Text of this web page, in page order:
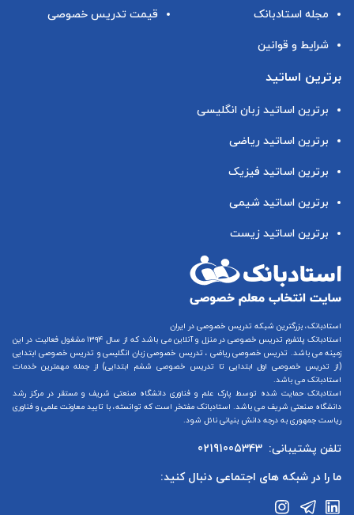
مجله استادبانک
شرایط و قوانین
قیمت تدریس خصوصی
برترین اساتید
برترین اساتید زبان انگلیسی
برترین اساتید ریاضی
برترین اساتید فیزیک
برترین اساتید شیمی
برترین اساتید زیست
استادبانک، بزرگترین شبکه تدریس خصوصی در ایران
استادبانک پلتفرم تدریس خصوصی در منزل و آنلاین
می باشد که از سال ۱۳۹۴ مشغول فعالیت در این
زمینه می باشد. تدریس خصوصی ریاضی ، تدریس خصوصی زبان انگلیسیو تدریس خصوصی ابتدایی
(از تدریس خصوصی اول ابتدایی تا تدریس خصوصی ششم ابتدایی) از جمله مهمترین خدمات
استادبانک می باشد.
استادبانک حمایت شده توسط پارک علم و فناوری دانشگاه صنعتی شریف و مستقر در مرکز رشد
دانشگاه صنعتی شریف می باشد. استادبانک مفتخر است که توانسته، با تایید معاونت علمی و فناوری
ریاست جمهوری به درجه دانش بنیانی نائل شود.
تلفن پشتیبانی: 02191005343
ما را در شبکه های اجتماعی دنبال کنید: